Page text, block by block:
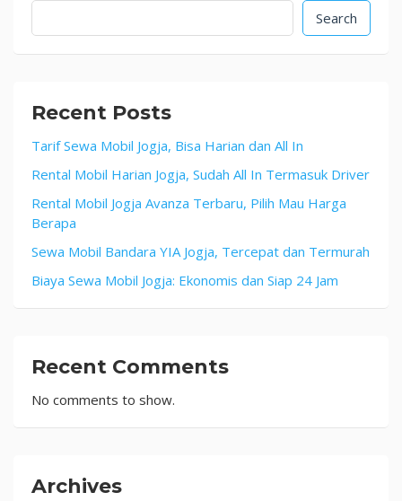
Search
Recent Posts
Tarif Sewa Mobil Jogja, Bisa Harian dan All In
Rental Mobil Harian Jogja, Sudah All In Termasuk Driver
Rental Mobil Jogja Avanza Terbaru, Pilih Mau Harga
Berapa
Sewa Mobil Bandara YIA Jogja, Tercepat dan Termurah
Biaya Sewa Mobil Jogja: Ekonomis dan Siap 24 Jam
Recent Comments
No comments to show.
Archives